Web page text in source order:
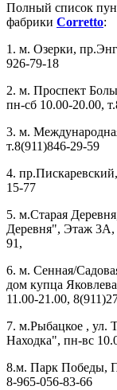
Полный список
фабрики Corretto:
1. м. Озерки,
926-79-18
2. м. Проспект
пн-сб 10.00-20.00,
3. м.
т.8(911)846-29-59
4.
15-77
5. м.Старая
Деревня", Этаж 3А,
91 ,
6. м. Сенная/
дом купца
11.00-21.00,
7. м.Рыбацкое , ул.
Находка", пн-вс
8.м. Парк Победы,
8-965-056-83-66